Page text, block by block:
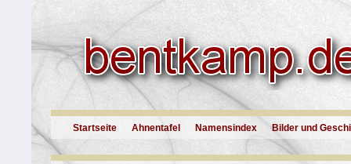
Startseite Ahnentafel Namensindex Bilder und